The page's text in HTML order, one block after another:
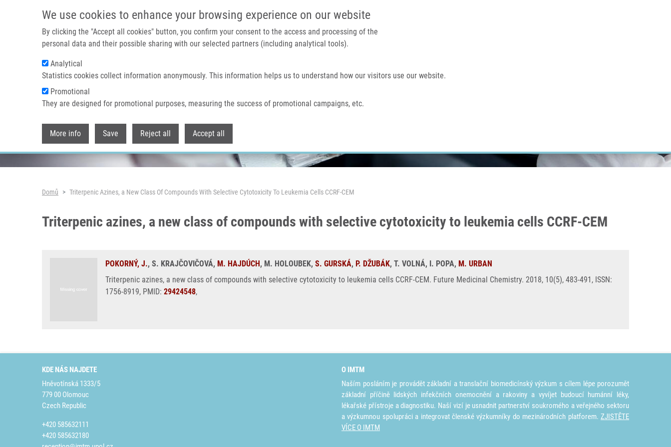
We use cookies to enhance your browsing experience on our website
By clicking the "Accept all cookies" button, you confirm your consent to the access and processing of the
personal data and their possible sharing with our selected partners (including analytical tools).
Analytical
Statistics cookies collect information anonymously. This information helps us to understand how our visitors use our website.
Promotional
They are designed for promotional purposes, measuring the success of promotional campaigns, etc.
More info Save Reject all Accept all
IMTM PORTÁL
Domů O nás
Header image
Drobečková navigace
Domů Triterpenic Azines, a New Class Of Compounds With Selective Cytotoxicity To Leukemia Cells CCRF-CEM
Triterpenic azines, a new class of compounds with selective cytotoxicity to leukemia cells CCRF-CEM
POKORNÝ, J., S. KRAJČOVIČOVÁ, M. HAJDÚCH, M. HOLOUBEK, S. GURSKÁ, P. DŽUBÁK, T. VOLNÁ, I. POPA, M. URBAN
Triterpenic azines, a new class of compounds with selective cytotoxicity to leukemia cells CCRF-CEM. Future Medicinal Chemistry. 2018, 10(5), 483-491, ISSN:
1756-8919, PMID: 29424548,
KDE NÁS NAJDETE
Hněvotínská 1333/5
779 00 Olomouc
Czech Republic
+420 585632111
+420 585632180
O IMTM
Naším posláním je provádět základní a translační biomedicínský výzkum s cílem lépe porozumět
základní příčině lidských infekčních onemocnění a rakoviny a vyvíjet budoucí humánní léky,
lékařské přístroje a diagnostiku. Naší vizí je usnadnit partnerství soukromého a veřejného sektoru
a výzkumnou spolupráci a integrovat členské výzkumníky do mezinárodních platforem. ZJISTĚTE
VÍCE O IMTM